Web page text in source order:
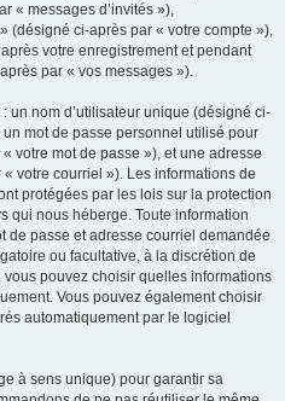
« messages d’invités »),
(désigné ci-après par « votre compte »),
votre enregistrement et pendant
par « vos messages »).
un nom d’utilisateur unique (désigné ci-
mot de passe personnel utilisé pour
votre mot de passe »), et une adresse
votre courriel »). Les informations de
protégées par les lois sur la protection
qui nous héberge. Toute information
de passe et adresse courriel demandée
ou facultative, à la discrétion de
pouvez choisir quelles informations
Vous pouvez également choisir
automatiquement par le logiciel
à sens unique) pour garantir sa